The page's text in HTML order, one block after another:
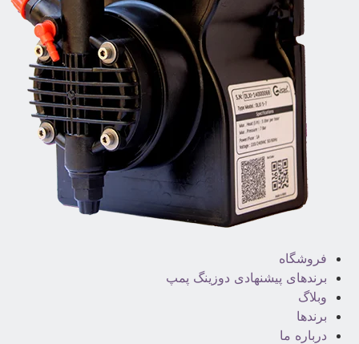
فروشگاه
برندهای پیشنهادی دوزینگ پمپ
وبلاگ
برندها
درباره ما